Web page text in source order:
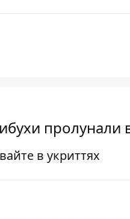
пролунали
в укриттях